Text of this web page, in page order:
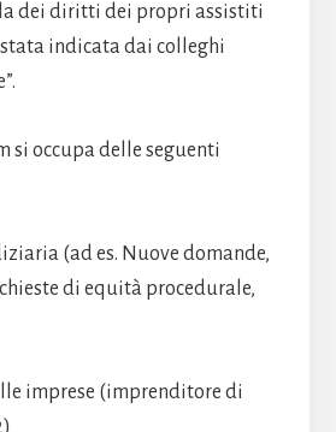
dei diritti dei propri assistiti
stata indicata dai colleghi
si occupa delle seguenti
(ad es. Nuove domande,
di equità procedurale,
imprese (imprenditore di